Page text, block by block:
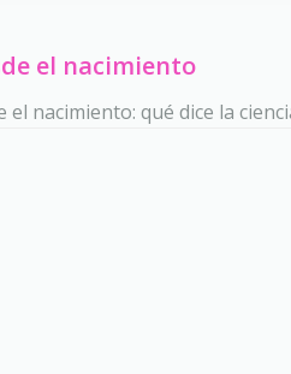
el nacimiento
nacimiento: qué dice la